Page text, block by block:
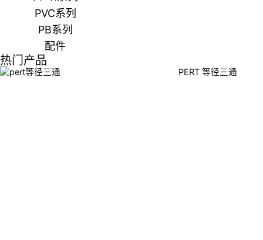
PVC系列
PB系列
配件
热门产品
PERT 等径三通